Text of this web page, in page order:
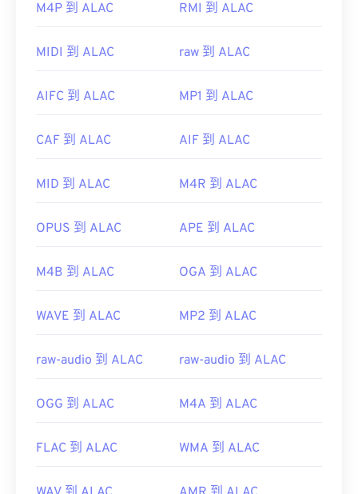
M4P 到 ALAC RMI 到 ALAC
MIDI 到 ALAC raw 到 ALAC
AIFC 到 ALAC MP1 到 ALAC
CAF 到 ALAC AIF 到 ALAC
MID 到 ALAC M4R 到 ALAC
OPUS 到 ALAC APE 到 ALAC
M4B 到 ALAC OGA 到 ALAC
WAVE 到 ALAC MP2 到 ALAC
raw-audio 到 ALAC raw-audio 到 ALAC
OGG 到 ALAC M4A 到 ALAC
FLAC 到 ALAC WMA 到 ALAC